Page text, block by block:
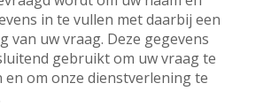
in te vullen met daarbij een
van uw vraag. Deze gegevens
gebruikt om uw vraag te
en om onze dienstverlening te